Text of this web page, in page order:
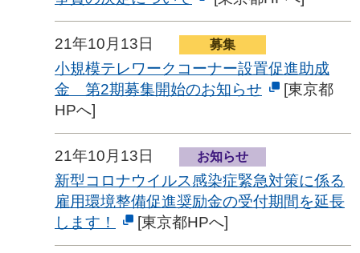
21年10月13日 募集
小規模テレワークコーナー設置促進助成
金 第2期募集開始のお知らせ
[東京都
HPへ]
21年10月13日 お知らせ
新型コロナウイルス感染症緊急対策に係る
雇用環境整備促進奨励金の受付期間を延長
します！
[東京都HPへ]